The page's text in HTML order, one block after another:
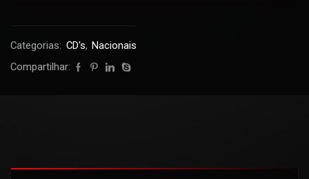
Categorias: CD's, Nacionais
Compartilhar: